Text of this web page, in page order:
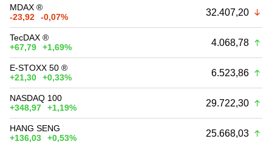
MDAX ®
-23,92
-0,07% 32.407,20
TecDAX ®
+67,79
+1,69% 4.068,78
E-STOXX 50 ®
+21,30
+0,33% 6.523,86
NASDAQ 100
+348,97
+1,19% 29.722,30
HANG SENG
+136,03
+0,53% 25.668,03